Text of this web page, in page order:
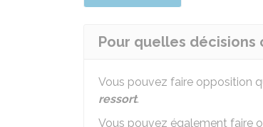
Pour quelles
Vous pouvez faire opposition
ressort.
Vous pouvez également faire